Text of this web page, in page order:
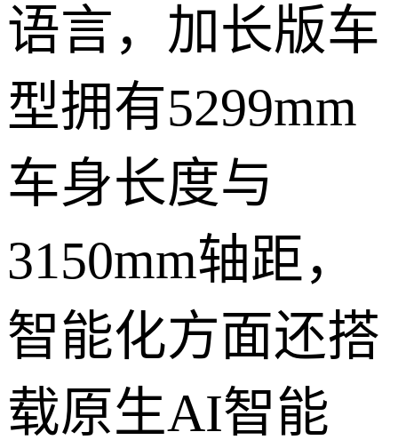
语言，加长版车
型拥有5299mm
车身长度与
3150mm轴距，
智能化方面还搭
载原生AI智能